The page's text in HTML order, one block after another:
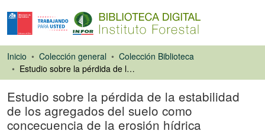
Inicio Colección general
Colección Biblioteca
Estudio sobre la pérdida de la estabilidad de los agregados del suelo como concecuencia de la erosión hídrica
Estudio sobre la pérdida de la estabilidad
de los agregados del suelo como
concecuencia de la erosión hídrica